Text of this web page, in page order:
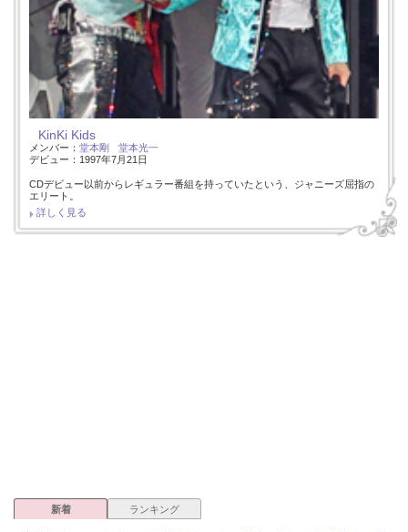
KinKi Kids
メンバー： 堂本剛
堂本光一
デビュー：1997年7月21日
CDデビュー以前からレギュラー番組を持っていたという、ジャニーズ屈指の
エリート。
詳しく見る
新着 ランキング